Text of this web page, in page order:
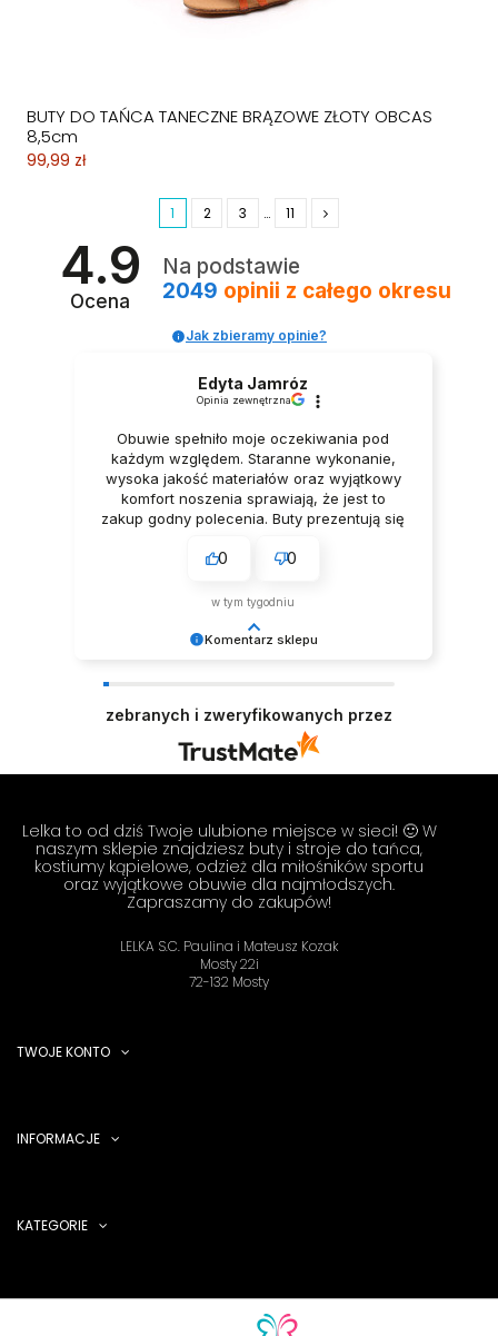
BUTY DO TAŃCA TANECZNE BRĄZOWE ZŁOTY OBCAS
8,5cm
99,99 zł
1 2 3 … 11
4.9
Ocena
Na podstawie
2049 opinii z całego okresu
Jak zbieramy opinie?
Komentarz sklepu
Doceniamy czas i wysiłek włożony w podzielenie
się z nami Twoimi doświadczeniami. Do
zobaczenia! Zespół LELKA 🦋
Edyta Jamróz
Opinia zewnętrzna
Obuwie spełniło moje oczekiwania pod
każdym względem. Staranne wykonanie,
wysoka jakość materiałów oraz wyjątkowy
komfort noszenia sprawiają, że jest to
zakup godny polecenia. Buty prezentują się
przekonaniem polecam ten produkt.
0 0
w tym tygodniu
zebranych i zweryfikowanych przez
Lelka to od dziś Twoje ulubione miejsce w sieci! 🙂 W
naszym sklepie znajdziesz buty i stroje do tańca,
kostiumy kąpielowe, odzież dla miłośników sportu
oraz wyjątkowe obuwie dla najmłodszych.
Zapraszamy do zakupów!
LELKA S.C. Paulina i Mateusz Kozak
Mosty 22i
72-132 Mosty
TWOJE KONTO
INFORMACJE
KATEGORIE